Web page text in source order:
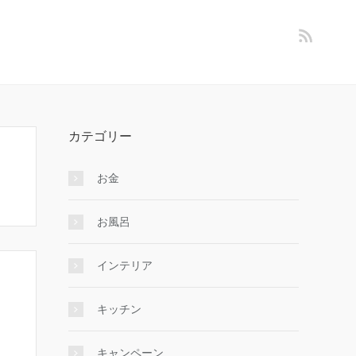
カテゴリー
お金
お風呂
インテリア
キッチン
キャンペーン